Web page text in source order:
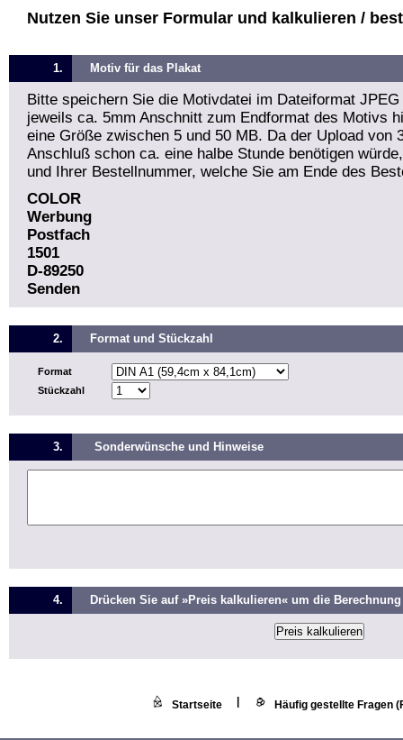
Nutzen Sie unser Formular und kalkulieren /
1. Motiv für das Plakat
Bitte speichern Sie die Motivdatei im Dateiformat
jeweils ca. 5mm Anschnitt zum Endformat des Motivs
eine Größe zwischen 5 und 50 MB. Da der Upload von
Anschluß schon ca. eine halbe Stunde benötigen
und Ihrer Bestellnummer, welche Sie am Ende des
COLOR
Werbung
Postfach
1501
D-89250
Senden
2. Format und Stückzahl
Format
Stückzahl
3. Sonderwünsche und Hinweise
4. Drücken Sie auf »Preis kalkulieren« um die
Startseite Häufig gestellte Fragen